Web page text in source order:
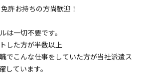
許お持ちの方尚歓迎！
は一切不要です。
した方が半数以上
でこんな仕事をしていた方が当社派遣ス
しています。